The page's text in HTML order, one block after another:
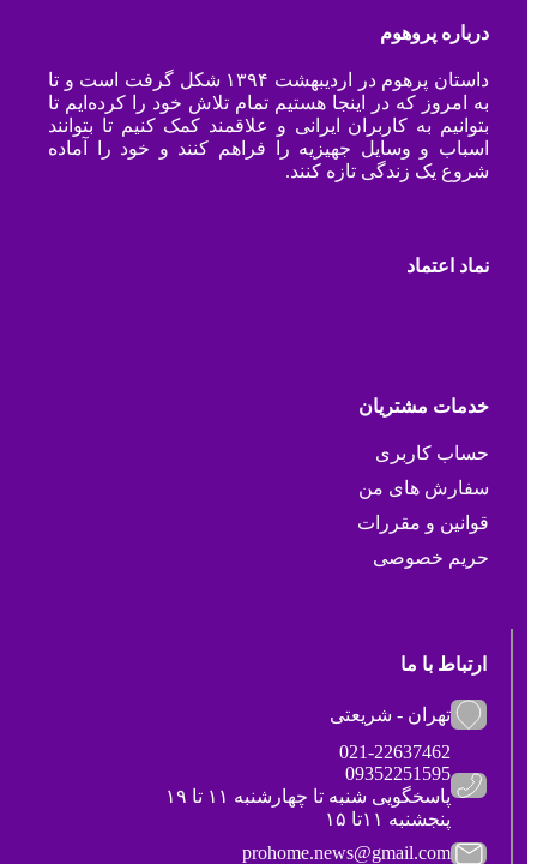
درباره پروهوم
داستان پرهوم در اردیبهشت ۱۳۹۴ شکل گرفت است و تا
به امروز که در اینجا هستیم تمام تلاش خود را کرده‌ایم تا
بتوانیم به کاربران ایرانی و علاقمند کمک کنیم تا بتوانند
اسباب و وسایل جهیزیه را فراهم کنند و خود را آماده
شروع یک زندگی تازه کنند.
نماد اعتماد
خدمات مشتریان
حساب کاربری
سفارش های من
قوانین و مقررات
حریم خصوصی
ارتباط با ما
تهران - شریعتی
021-22637462
09352251595
پاسخگویی شنبه تا چهارشنبه ۱۱ تا ۱۹
پنجشنبه ۱۱تا ۱۵
prohome.news@gmail.com